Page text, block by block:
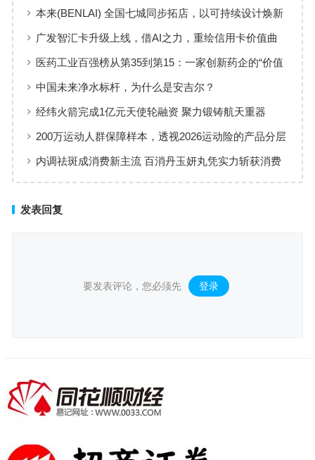
本来(BENLAI) 全国七城同步拓店，以可持续设计焕新
品牌体验
广发智汇卡升级上线，借AI之力，重绘信用卡价值曲
线
医药工业百强榜从第35到第15：一家创新药企的“价值
增长”样本
中国未来净水标杆，为什么是安吉尔？
经纬火箭完成1亿元天使轮融资 聚力锻铸航天重器
200万运动人群保障样本，透视2026运动险的产品分层
与适配逻辑
内调祛斑成消费新主流 百消丹玉妍丸凭实力斩获消费
发表回复
要发表评论，您必须先 登录 。